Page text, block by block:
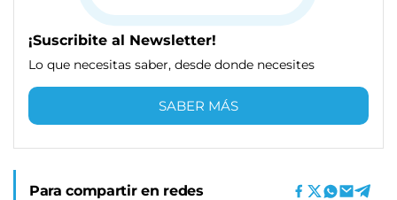
¡Suscribite al Newsletter!
Lo que necesitas saber, desde donde necesites
SABER MÁS
Para compartir en redes